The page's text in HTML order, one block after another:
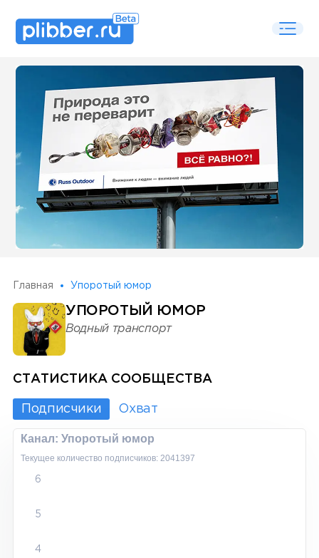
Some SEO Title
Главная Упоротый юмор
УПОРОТЫЙ ЮМОР
Водный транспорт
СТАТИСТИКА СООБЩЕСТВА
Подписчики Охват
Канал: Упоротый юмор
Текущее количество подписчиков: 2041397
6
5
4